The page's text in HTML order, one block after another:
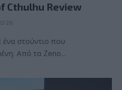
Cthulhu Review
στούντιο που
Από τα Zeno…